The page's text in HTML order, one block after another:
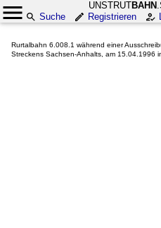
UNSTRUTBAHN
Suche
Registrieren
Rurtalbahn 6.008.1 während einer
Streckens Sachsen-Anhalts, am 15.04.1996